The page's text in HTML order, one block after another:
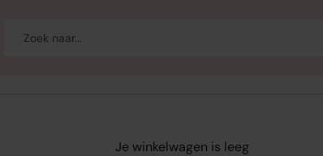
Je winkelwagen is leeg